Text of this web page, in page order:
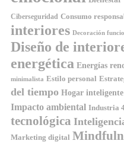
Ciberseguridad Consumo
interiores Decoración
Diseño de
energética Energías
minimalista Estilo personal
del tiempo Hogar inteligente
Impacto ambiental Industria
tecnológica
Marketing digital